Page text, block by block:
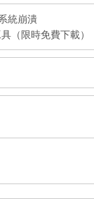
統崩潰
（限時免費下載）